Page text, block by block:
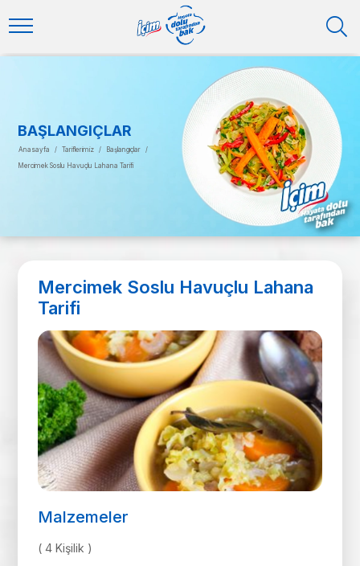
BAŞLANGIÇLAR
Anasayfa / Tariflerimiz / Başlangıçlar
/
Mercimek Soslu Havuçlu Lahana Tarifi
Mercimek Soslu Havuçlu Lahana
Tarifi
Malzemeler
( 4 Kişilik )